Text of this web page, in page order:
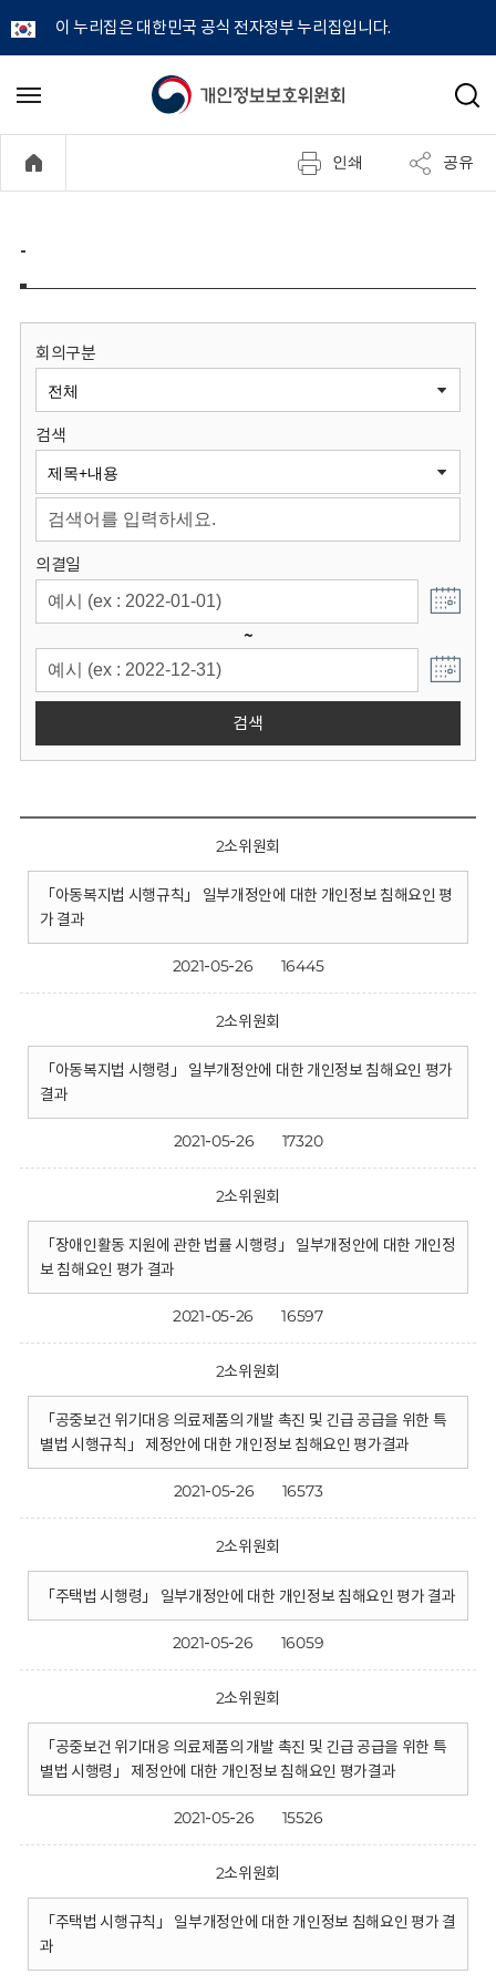
이 누리집은 대한민국 공식 전자정부 누리집입니다.
개
정
보
원
회
메
기
검
인쇄 공유
-
회의구분
검색
의결일
~
검색
2소위원회
「아동복지법 시행규칙」 일부개정안에 대한 개인정보 침해요인 평
가 결과
2021-05-26 16445
2소위원회
「아동복지법 시행령」 일부개정안에 대한 개인정보 침해요인 평가
결과
2021-05-26 17320
2소위원회
「장애인활동 지원에 관한 법률 시행령」 일부개정안에 대한 개인정
보 침해요인 평가 결과
2021-05-26 16597
2소위원회
「공중보건 위기대응 의료제품의 개발 촉진 및 긴급 공급을 위한 특
별법 시행규칙」 제정안에 대한 개인정보 침해요인 평가결과
2021-05-26 16573
2소위원회
「주택법 시행령」 일부개정안에 대한 개인정보 침해요인 평가 결과
2021-05-26 16059
2소위원회
「공중보건 위기대응 의료제품의 개발 촉진 및 긴급 공급을 위한 특
별법 시행령」 제정안에 대한 개인정보 침해요인 평가결과
2021-05-26 15526
2소위원회
「주택법 시행규칙」 일부개정안에 대한 개인정보 침해요인 평가 결
과